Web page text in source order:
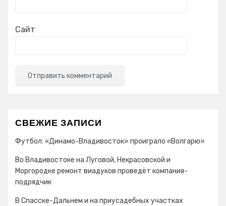
Сайт
СВЕЖИЕ ЗАПИСИ
Футбол: «Динамо-Владивосток» проиграло «Волгарю»
Во Владивостоке на Луговой, Некрасовской и
Моргородке ремонт виадуков проведёт компания-
подрядчик
В Спасске-Дальнем и на приусадебных участках